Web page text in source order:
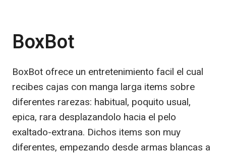
BoxBot
BoxBot ofrece un entretenimiento facil el cual
recibes cajas con manga larga items sobre
diferentes rarezas: habitual, poquito usual,
epica, rara desplazandolo hacia el pelo
exaltado-extrana. Dichos items son muy
diferentes, empezando desde armas blancas a